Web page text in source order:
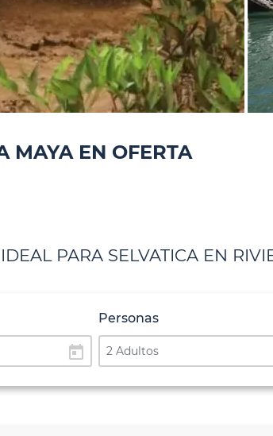
MAYA EN OFERTA
PARA SELVATICA EN
today
Personas
2 Adultos